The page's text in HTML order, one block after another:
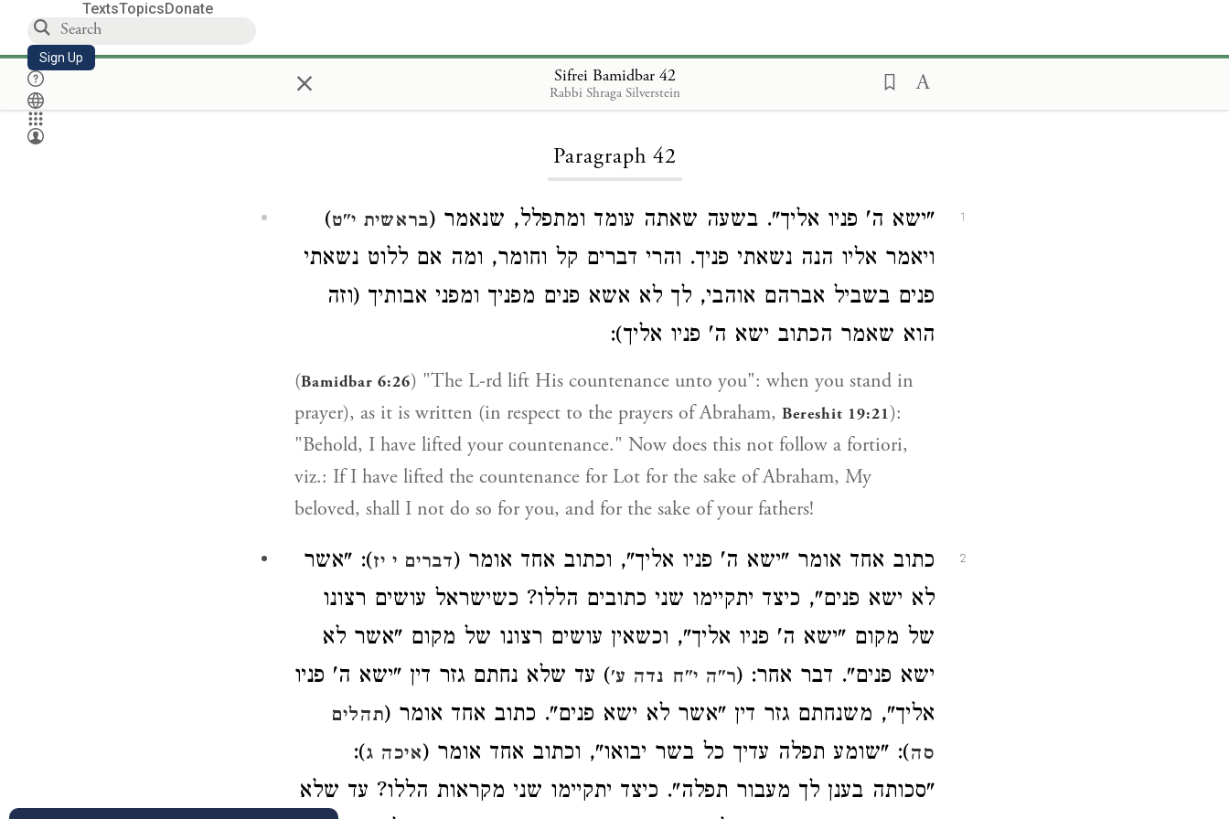
TextsTopicsDonate
Sign Up × Sifrei Bamidbar 42
Rabbi Shraga Silverstein
Loading...
Paragraph 42
1 "ישא ה' פניו אליך". בשעה שאתה עומד ומתפלל, שנאמר (בראשית י"ט)
ויאמר אליו הנה נשאתי פניך. והרי דברים קל וחומר, ומה אם ללוט נשאתי
פנים בשביל אברהם אוהבי, לך לא אשא פנים מפניך ומפני אבותיך (וזה
הוא שאמר הכתוב ישא ה' פניו אליך):
(Bamidbar 6:26) "The L-rd lift His countenance unto you": when you stand in
prayer), as it is written (in respect to the prayers of Abraham, Bereshit 19:21):
"Behold, I have lifted your countenance." Now does this not follow a fortiori,
viz.: If I have lifted the countenance for Lot for the sake of Abraham, My
beloved, shall I not do so for you, and for the sake of your fathers!
2 כתוב אחד אומר "ישא ה' פניו אליך", וכתוב אחד אומר (דברים י יז): "אשר
לא ישא פנים", כיצד יתקיימו שני כתובים הללו? כשישראל עושים רצונו
של מקום "ישא ה' פניו אליך", וכשאין עושים רצונו של מקום "אשר לא
ישא פנים". דבר אחר: (ר"ה י"ח נדה ע') עד שלא נחתם גזר דין "ישא ה' פניו
אליך", משנחתם גזר דין "אשר לא ישא פנים". כתוב אחד אומר (תהלים
סה): "שומע תפלה עדיך כל בשר יבואו", וכתוב אחד אומר (איכה ג):
"סכותה בענן לך מעבור תפלה". כיצד יתקיימו שני מקראות הללו? עד שלא